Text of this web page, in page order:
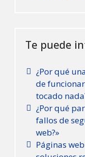
Te puede
¿Por qué
de
tocado
¿Por qué
fallos de
web?»
Páginas